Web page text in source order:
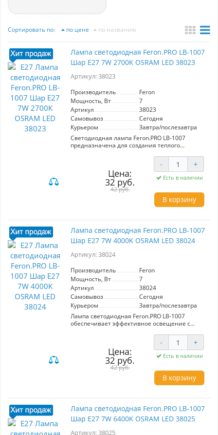
Сортировать по: по цене по названию
Лампа светодиодная Feron.PRO LB-1007
Шар E27 7W 2700K OSRAM LED 38023
Артикул: 38023
Производитель
Feron
Мощность, Вт
7
Артикул
38023
Самовывоз
Сегодня
Курьером
Завтра/послезавтра
Светодиодная лампа Feron.PRO LB-1007
предназначена для создания теплого
Мощность 7W и яркость 560Lm обеспечивают
эффективное и экономичное использование.
Угол рассеивания 220° и матовый
рассеиватель гарантируют равномерное
распределение света. Цоколь E27 подходит
для стандартных патронов. Идеально
подходит для домашнего и офисного
Цена:
32 руб.
42 руб.
- +
Есть в наличии
В корзину
Лампа светодиодная Feron.PRO LB-1007
Шар E27 7W 4000K OSRAM LED 38024
Артикул: 38024
Производитель
Feron
Мощность, Вт
7
Артикул
38024
Самовывоз
Сегодня
Курьером
Завтра/послезавтра
Лампа светодиодная Feron.PRO LB-1007
обеспечивает эффективное освещение с
Цветовая температура 4000K создает
комфортный белый свет, идеальный для
офисов и жилых помещений. Угол
рассеивания 220° и матовый белый
рассеиватель обеспечивают равномерное
распределение света. Формат A55 и цоколь
E27 делают установку простой и удобной.
долговечность и экономичность.
Цена:
32 руб.
42 руб.
- +
Есть в наличии
В корзину
Лампа светодиодная Feron.PRO LB-1007
Шар E27 7W 6400K OSRAM LED 38025
Артикул: 38025